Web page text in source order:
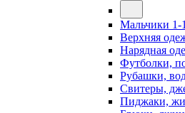
Мальчики 1-
Верхняя
Нарядная
Футболки,
Рубашки,
Свитеры,
Пиджаки,